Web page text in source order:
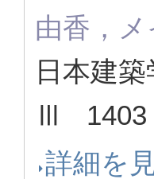
由香，
日本建
Ⅲ 1403
詳細を